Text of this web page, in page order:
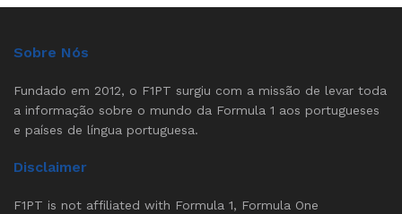
Sobre Nós
Fundado em 2012, o F1PT surgiu com a missão de levar toda
a informação sobre o mundo da Formula 1 aos portugueses
e países de língua portuguesa.
Disclaimer
F1PT is not affiliated with Formula 1, Formula One